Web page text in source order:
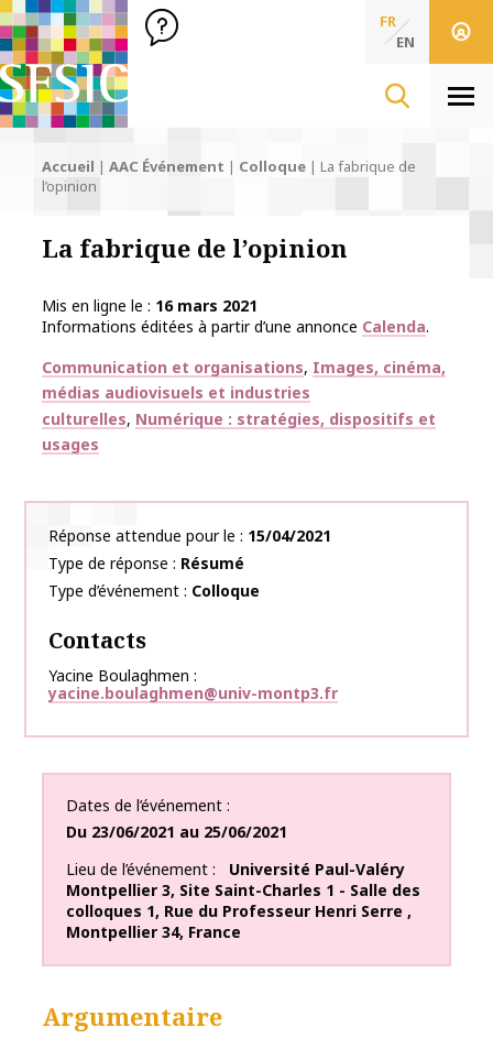
SFSIC Société Française des Sciences de l'Information & de
Société Française des Sciences
de l'Information
FR
EN
Accueil | AAC Événement | Colloque | La fabrique de
l’opinion
La fabrique de l’opinion
Mis en ligne le
16 mars 2021
Informations éditées à partir d’une annonce Calenda.
Thématiques
Communication et organisations Images, cinéma,
médias audiovisuels et industries
culturelles Numérique : stratégies, dispositifs et
usages
Réponse attendue pour le
15/04/2021
Type de réponse
Résumé
Type d’événement
Colloque
Contacts
Yacine Boulaghmen
yacine.boulaghmen@univ-montp3.fr
Dates de l’événement
Du 23/06/2021 au 25/06/2021
Lieu de l’événement
Université Paul-Valéry
Montpellier 3, Site Saint-Charles 1 - Salle des
colloques 1, Rue du Professeur Henri Serre ,
Montpellier 34, France
Argumentaire